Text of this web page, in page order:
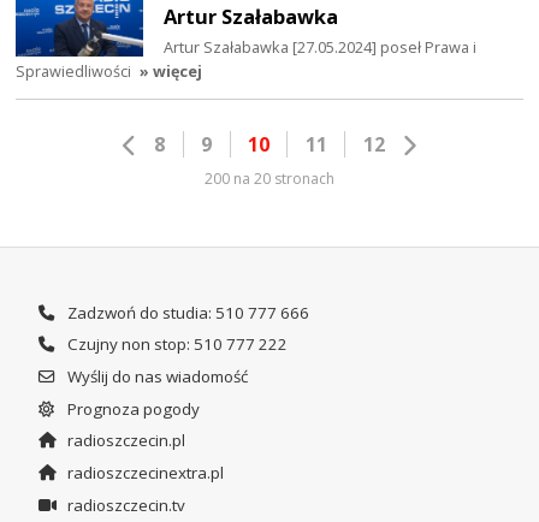
Artur Szałabawka
Artur Szałabawka [27.05.2024] poseł Prawa i
Sprawiedliwości » więcej
8 9 10 11 12
200 na 20 stronach
Zadzwoń do studia: 510 777 666
Czujny non stop: 510 777 222
Wyślij do nas wiadomość
Prognoza pogody
radioszczecin.pl
radioszczecinextra.pl
radioszczecin.tv